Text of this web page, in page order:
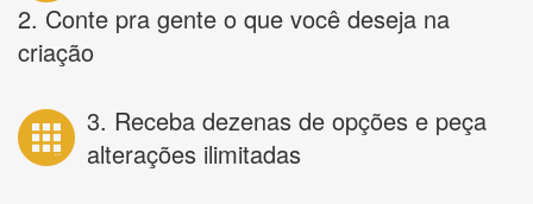
2. Conte pra gente o que você deseja na
criação
3. Receba dezenas de opções e peça
alterações ilimitadas